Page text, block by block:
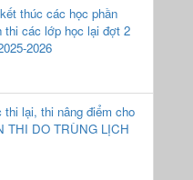
thúc các học phần
các lớp học lại đợt 2
2026
thi lại, thi nâng điểm cho
THI DO TRÙNG LỊCH